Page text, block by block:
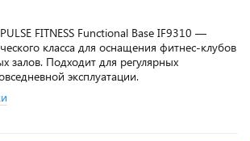
FITNESS Functional Base IF9310 —
класса для оснащения фитнес‑клубов
залов. Подходит для регулярных
эксплуатации.